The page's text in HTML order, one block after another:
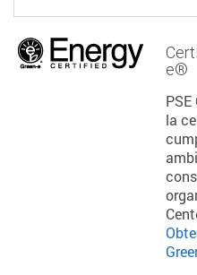
e®
la